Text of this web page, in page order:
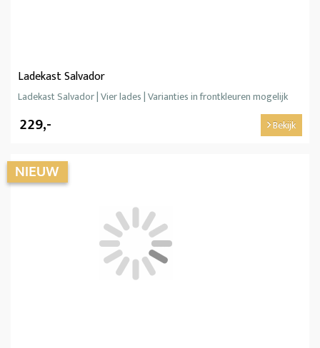
Ladekast Salvador
Ladekast Salvador | Vier lades | Varianties in frontkleuren mogelijk
229,- Bekijk